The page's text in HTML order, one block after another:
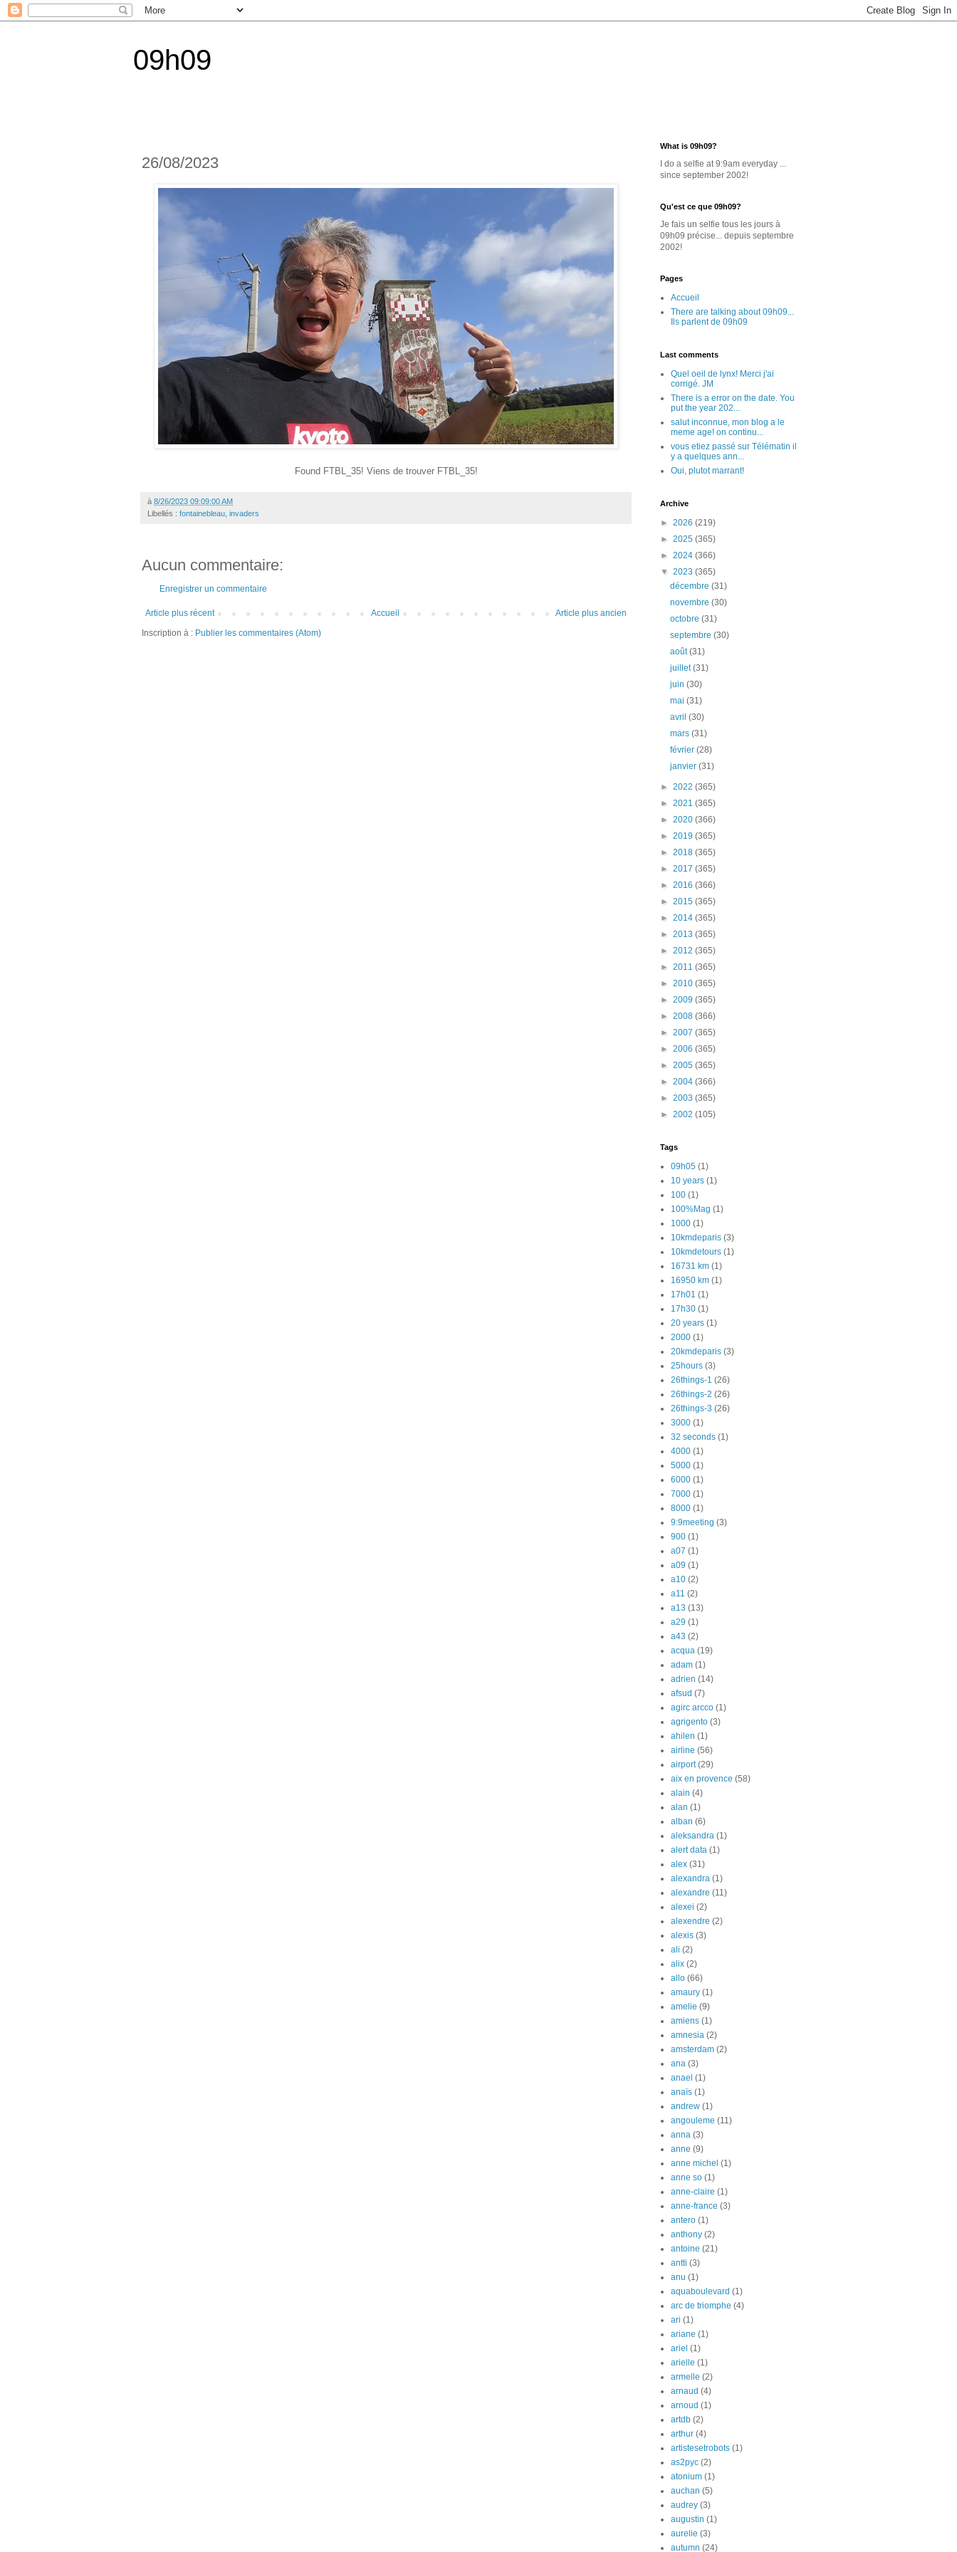
09h09
26/08/2023
Found FTBL_35! Viens de trouver FTBL_35!
à 8/26/2023 09:09:00 AM
Libellés : fontainebleau invaders
Aucun commentaire:
Enregistrer un commentaire
Article plus récent Article plus ancien
Accueil
Inscription à : Publier les commentaires (Atom)
What is 09h09?
I do a selfie at 9:9am everyday ...
since september 2002!
Qu'est ce que 09h09?
Je fais un selfie tous les jours à
09h09 précise... depuis septembre
2002!
Pages
Accueil
There are talking about 09h09...
Ils parlent de 09h09
Last comments
Quel oeil de lynx! Merci j'ai
corrigé. JM
There is a error on the date. You
put the year 202...
salut inconnue, mon blog a le
meme age! on continu...
vous etiez passé sur Télématin il
y a quelques ann...
Oui, plutot marrant!
Archive
► 2026 (219)
► 2025 (365)
► 2024 (366)
▼ 2023 (365)
décembre(31)
novembre(30)
octobre(31)
septembre(30)
août(31)
juillet(31)
juin(30)
mai(31)
avril(30)
mars(31)
février(28)
janvier(31)
► 2022 (365)
► 2021 (365)
► 2020 (366)
► 2019 (365)
► 2018 (365)
► 2017 (365)
► 2016 (366)
► 2015 (365)
► 2014 (365)
► 2013 (365)
► 2012 (365)
► 2011 (365)
► 2010 (365)
► 2009 (365)
► 2008 (366)
► 2007 (365)
► 2006 (365)
► 2005 (365)
► 2004 (366)
► 2003 (365)
► 2002 (105)
Tags
09h05 (1)
10 years (1)
100 (1)
100%Mag (1)
1000 (1)
10kmdeparis (3)
10kmdetours (1)
16731 km (1)
16950 km (1)
17h01 (1)
17h30 (1)
20 years (1)
2000 (1)
20kmdeparis (3)
25hours (3)
26things-1 (26)
26things-2 (26)
26things-3 (26)
3000 (1)
32 seconds (1)
4000 (1)
5000 (1)
6000 (1)
7000 (1)
8000 (1)
9:9meeting (3)
900 (1)
a07 (1)
a09 (1)
a10 (2)
a11 (2)
a13 (13)
a29 (1)
a43 (2)
acqua (19)
adam (1)
adrien (14)
afsud (7)
agirc arcco (1)
agrigento (3)
ahilen (1)
airline (56)
airport (29)
aix en provence (58)
alain (4)
alan (1)
alban (6)
aleksandra (1)
alert data (1)
alex (31)
alexandra (1)
alexandre (11)
alexei (2)
alexendre (2)
alexis (3)
ali (2)
alix (2)
allo (66)
amaury (1)
amelie (9)
amiens (1)
amnesia (2)
amsterdam (2)
ana (3)
anael (1)
anaïs (1)
andrew (1)
angouleme (11)
anna (3)
anne (9)
anne michel (1)
anne so (1)
anne-claire (1)
anne-france (3)
antero (1)
anthony (2)
antoine (21)
antti (3)
anu (1)
aquaboulevard (1)
arc de triomphe (4)
ari (1)
ariane (1)
ariel (1)
arielle (1)
armelle (2)
arnaud (4)
arnoud (1)
artdb (2)
arthur (4)
artistesetrobots (1)
as2pyc (2)
atonium (1)
auchan (5)
audrey (3)
augustin (1)
aurelie (3)
autumn (24)